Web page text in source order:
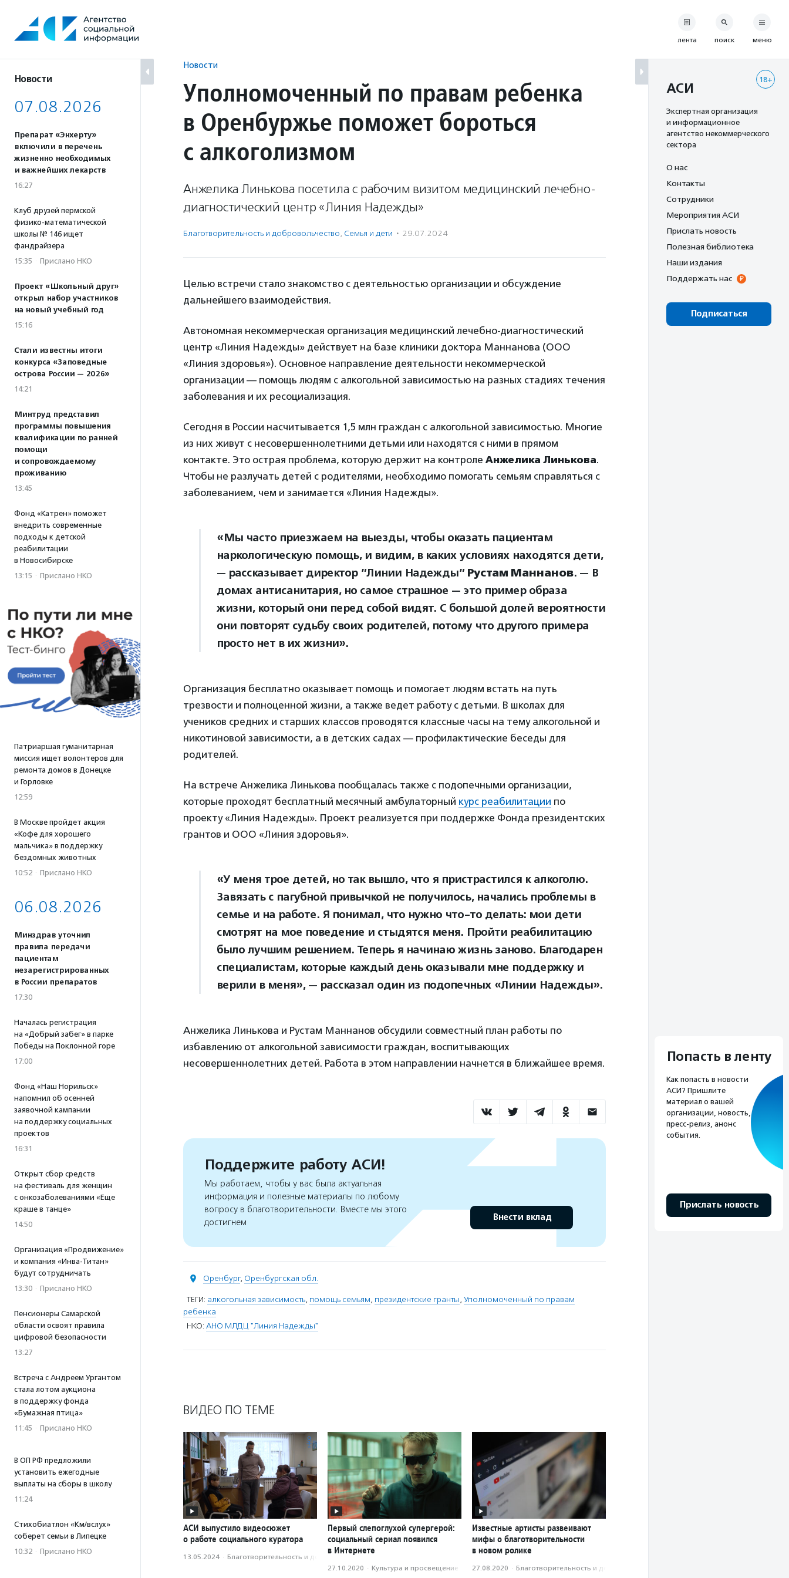
содержанию
Новости
07.08.2026
Препарат «Энхерту»
включили в перечень
жизненно необходимых
и важнейших лекарств
16:27
Клуб друзей пермской
физико-математической
школы № 146 ищет
фандрайзера
15:35 · Прислано НКО
Проект «Школьный друг»
открыл набор участников
на новый учебный год
15:16
Стали известны итоги
конкурса «Заповедные
острова России — 2026»
14:21
Минтруд представил
программы повышения
квалификации по ранней
помощи
и сопровождаемому
проживанию
13:45
Фонд «Катрен» поможет
внедрить современные
подходы к детской
реабилитации
в Новосибирске
13:15 · Прислано НКО
Патриаршая гуманитарная
миссия ищет волонтеров для
ремонта домов в Донецке
и Горловке
12:59
В Москве пройдет акция
«Кофе для хорошего
мальчика» в поддержку
бездомных животных
10:52 · Прислано НКО
06.08.2026
Минздрав уточнил
правила передачи
пациентам
незарегистрированных
в России препаратов
17:30
Началась регистрация
на «Добрый забег» в парке
Победы на Поклонной горе
17:00
Фонд «Наш Норильск»
напомнил об осенней
заявочной кампании
на поддержку социальных
проектов
16:31
Открыт сбор средств
на фестиваль для женщин
с онкозаболеваниями «Еще
краше в танце»
14:50
Организация «Продвижение»
и компания «Инва-Титан»
будут сотрудничать
13:30 · Прислано НКО
Пенсионеры Самарской
области освоят правила
цифровой безопасности
13:27
Встреча с Андреем Ургантом
стала лотом аукциона
в поддержку фонда
«Бумажная птица»
11:45 · Прислано НКО
В ОП РФ предложили
установить ежегодные
выплаты на сборы в школу
11:24
Стихобиатлон «Км/вслух»
соберет семьи в Липецке
10:32 · Прислано НКО
Новости
Уполномоченный по правам ребенка
в Оренбуржье поможет бороться
с алкоголизмом
Анжелика Линькова посетила с рабочим визитом медицинский лечебно-
диагностический центр «Линия Надежды»
Благотвори­тель­ность и доброволь­чест­во, Семья и дети · 29.07.2024
Целью встречи стало знакомство с деятельностью организации и обсуждение
дальнейшего взаимодействия.
Автономная некоммерческая организация медицинский лечебно-диагностический
центр «Линия Надежды» действует на базе клиники доктора Маннанова (ООО
«Линия здоровья»). Основное направление деятельности некоммерческой
организации — помощь людям с алкогольной зависимостью на разных стадиях течения
заболевания и их ресоциализация.
Сегодня в России насчитывается 1,5 млн граждан с алкогольной зависимостью. Многие
из них живут с несовершеннолетними детьми или находятся с ними в прямом
контакте. Это острая проблема, которую держит на контроле Анжелика Линькова.
Чтобы не разлучать детей с родителями, необходимо помогать семьям справляться с
заболеванием, чем и занимается «Линия Надежды».
«Мы часто приезжаем на выезды, чтобы оказать пациентам
наркологическую помощь, и видим, в каких условиях находятся дети,
— рассказывает директор ”Линии Надежды” Рустам Маннанов. — В
домах антисанитария, но самое страшное — это пример образа
жизни, который они перед собой видят. С большой долей вероятности
они повторят судьбу своих родителей, потому что другого примера
просто нет в их жизни».
Организация бесплатно оказывает помощь и помогает людям встать на путь
трезвости и полноценной жизни, а также ведет работу с детьми. В школах для
учеников средних и старших классов проводятся классные часы на тему алкогольной и
никотиновой зависимости, а в детских садах — профилактические беседы для
родителей.
На встрече Анжелика Линькова пообщалась также с подопечными организации,
которые проходят бесплатный месячный амбулаторный курс реабилитации по
проекту «Линия Надежды». Проект реализуется при поддержке Фонда президентских
грантов и ООО «Линия здоровья».
«У меня трое детей, но так вышло, что я пристрастился к алкоголю.
Завязать с пагубной привычкой не получилось, начались проблемы в
семье и на работе. Я понимал, что нужно что-то делать: мои дети
смотрят на мое поведение и стыдятся меня. Пройти реабилитацию
было лучшим решением. Теперь я начинаю жизнь заново. Благодарен
специалистам, которые каждый день оказывали мне поддержку и
верили в меня», — рассказал один из подопечных «Линии Надежды».
Анжелика Линькова и Рустам Маннанов обсудили совместный план работы по
избавлению от алкогольной зависимости граждан, воспитывающих
несовершеннолетних детей. Работа в этом направлении начнется в ближайшее время.
Поддержите работу АСИ!
Мы работаем, чтобы у вас была актуальная
информация и полезные материалы по любому
вопросу в благотворительности. Вместе мы этого
достигнем
Внести вклад
Оренбург, Оренбургская обл.
ТЕГИ: алкогольная зависимость, помощь семьям, президентские гранты, Уполномоченный по правам
ребенка
НКО: АНО МЛДЦ "Линия Надежды"
ВИДЕО ПО ТЕМЕ
АСИ выпустило видеосюжет
о работе социального куратора
13.05.2024 · Благотвори­тель­ность и доброволь­чест­во
Первый слепоглухой супергерой:
социальный сериал появился
в Интернете
27.10.2020 · Культура и просвещение
Известные артисты развеивают
мифы о благотворительности
в новом ролике
27.08.2020 · Благотвори­тель­ность и доброволь­чест­во
лента поиск меню
18+
АСИ
Экспертная организация
и информационное
агентство некоммерческого
сектора
О нас
Контакты
Сотрудники
Мероприятия АСИ
Прислать новость
Полезная библиотека
Наши издания
Поддержать нас
Подписаться
Попасть в ленту
Как попасть в новости
АСИ? Пришлите
материал о вашей
организации, новость,
пресс-релиз, анонс
события.
Прислать новость